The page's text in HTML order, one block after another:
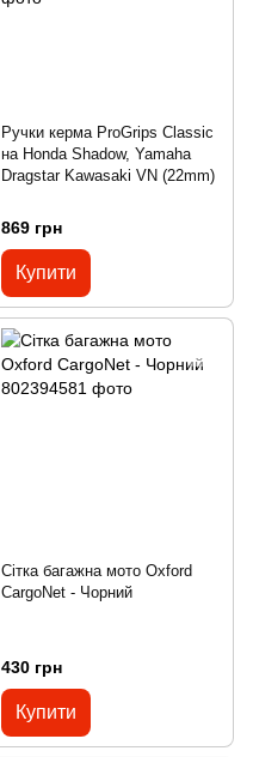
Ручки керма ProGrips Classic
на Honda Shadow, Yamaha
Dragstar Kawasaki VN (22mm)
869 грн
Купити
Сітка багажна мото Oxford
CargoNet - Чорний
430 грн
Купити